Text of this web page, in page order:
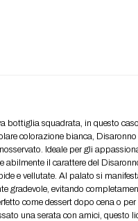
bottiglia squadrata, in questo caso
colorazione bianca, Disaronno
Ideale per gli
abilmente il carattere del
e vellutate. Al palato si
gradevole, evitando
come dessert dopo cena o per
una serata con amici, questo